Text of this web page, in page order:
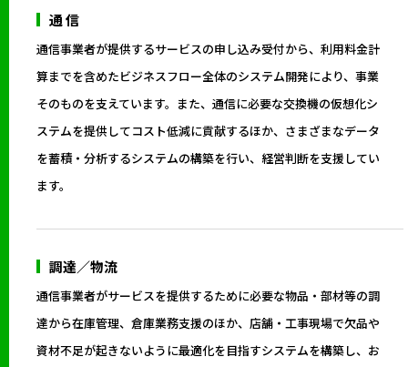
通 信
通信事業者が提供するサービスの申し込み受付から、利用料金計
算までを含めたビジネスフロー全体のシステム開発により、事業
そのものを支えています。また、通信に必要な交換機の仮想化シ
ステムを提供してコスト低減に貢献するほか、さまざまなデータ
を蓄積・分析するシステムの構築を行い、経営判断を支援してい
ます。
調達／物流
通信事業者がサービスを提供するために必要な物品・部材等の調
達から在庫管理、倉庫業務支援のほか、店舗・工事現場で欠品や
資材不足が起きないように最適化を目指すシステムを構築し、お